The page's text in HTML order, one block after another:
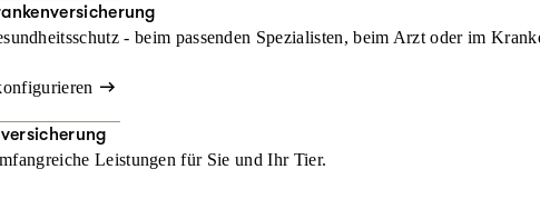
- beim passenden Spezialisten, beim Arzt oder im
Leistungen für Sie und Ihr Tier.